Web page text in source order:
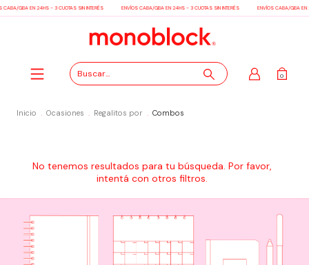
CABA/GBA EN 24HS - 3 CUOTAS SIN INTERÉS ENVÍOS CABA/GBA EN 24HS - 3 CUOTAS SIN INTERÉS ENVÍOS CABA/GBA EN
0
Inicio . Ocasiones . Regalitos por . Combos
No tenemos resultados para tu búsqueda. Por favor,
intentá con otros filtros.